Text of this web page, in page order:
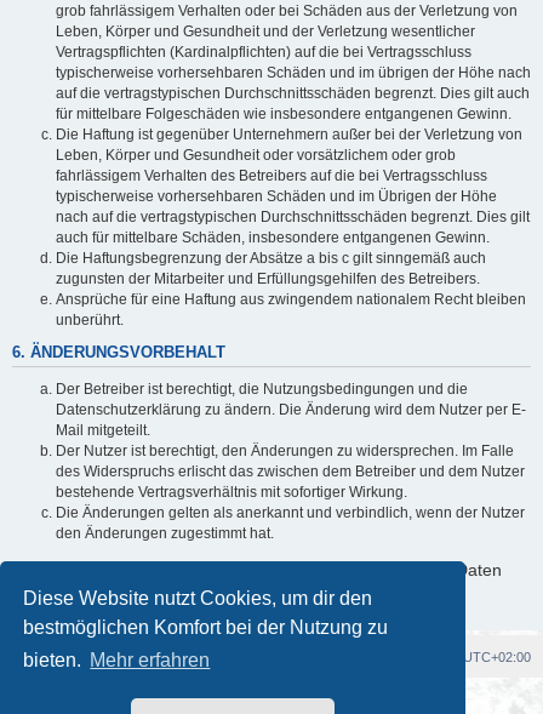
Diese Website nutzt Cookies, um dir den
bestmöglichen Komfort bei der Nutzung zu
bieten. Mehr erfahren
grob fahrlässigem Verhalten oder bei Schäden aus der Verletzung von
Leben, Körper und Gesundheit und der Verletzung wesentlicher
Vertragspflichten (Kardinalpflichten) auf die bei Vertragsschluss
typischerweise vorhersehbaren Schäden und im übrigen der Höhe nach
auf die vertragstypischen Durchschnittsschäden begrenzt. Dies gilt auch
für mittelbare Folgeschäden wie insbesondere entgangenen Gewinn.
Die Haftung ist gegenüber Unternehmern außer bei der Verletzung von
Leben, Körper und Gesundheit oder vorsätzlichem oder grob
fahrlässigem Verhalten des Betreibers auf die bei Vertragsschluss
typischerweise vorhersehbaren Schäden und im Übrigen der Höhe
nach auf die vertragstypischen Durchschnittsschäden begrenzt. Dies gilt
auch für mittelbare Schäden, insbesondere entgangenen Gewinn.
Die Haftungsbegrenzung der Absätze a bis c gilt sinngemäß auch
zugunsten der Mitarbeiter und Erfüllungsgehilfen des Betreibers.
Ansprüche für eine Haftung aus zwingendem nationalem Recht bleiben
unberührt.
6. ÄNDERUNGSVORBEHALT
Der Betreiber ist berechtigt, die Nutzungsbedingungen und die
Datenschutzerklärung zu ändern. Die Änderung wird dem Nutzer per E-
Mail mitgeteilt.
Der Nutzer ist berechtigt, den Änderungen zu widersprechen. Im Falle
des Widerspruchs erlischt das zwischen dem Betreiber und dem Nutzer
bestehende Vertragsverhältnis mit sofortiger Wirkung.
Die Änderungen gelten als anerkannt und verbindlich, wenn der Nutzer
den Änderungen zugestimmt hat.
Informationen über den Umgang mit deinen persönlichen Daten
sind in der Datenschutzerklärung enthalten.
Foren-Übersicht UTC+02:00
Powered byphpBB® Forum Software © phpBB Limited